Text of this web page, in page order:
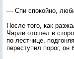
— Спи спокойно,
После того, как
Чарли отошел в
по лестнице,
переступил порог, он